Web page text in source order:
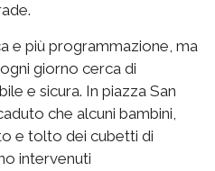
e più programmazione, ma
giorno cerca di
e sicura. In piazza San
che alcuni bambini,
e tolto dei cubetti di
intervenuti